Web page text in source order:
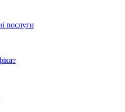
послуги